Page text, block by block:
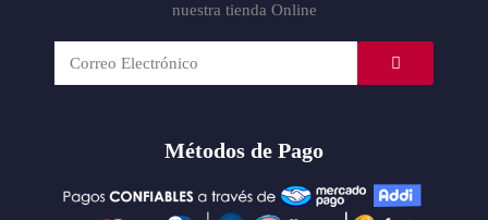
nuestra tienda Online
Métodos de Pago